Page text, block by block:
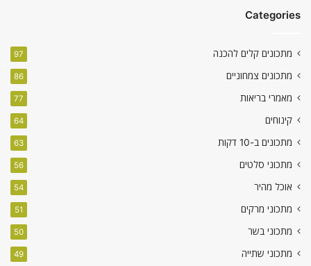
Categories
מתכונים קלים להכנה 97
מתכונים צמחוניים 86
מאמרי בריאות 77
קינוחים 64
מתכונים ב-10 דקות 63
מתכוני סלטים 56
אוכל מהיר 54
מתכוני מרקים 51
מתכוני בשר 50
מתכוני שתייה 49